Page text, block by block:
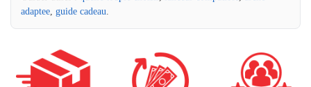
adaptee guide cadeau